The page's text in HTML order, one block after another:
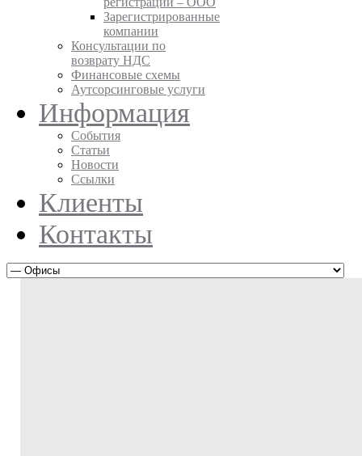
Зарегистрированные
компании
Консультации по
возврату НДС
Финансовые схемы
Аутсорсинговые услуги
Информация
События
Статьи
Новости
Ссылки
Клиенты
Контакты